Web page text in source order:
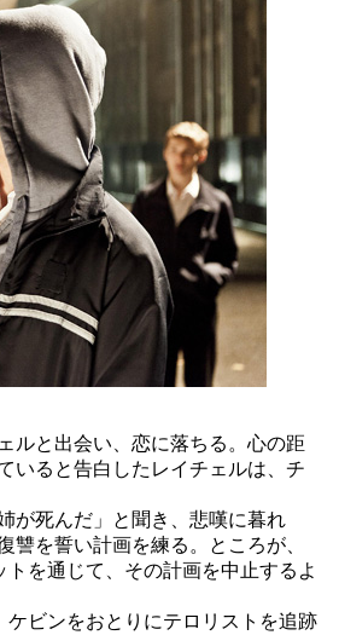
ルと出会い、恋に落ちる。心の距
いると告白したレイチェルは、チ
が死んだ」と聞き、悲嘆に暮れ
讐を誓い計画を練る。ところが、
を通じて、その計画を中止するよ
ビンをおとりにテロリストを追跡